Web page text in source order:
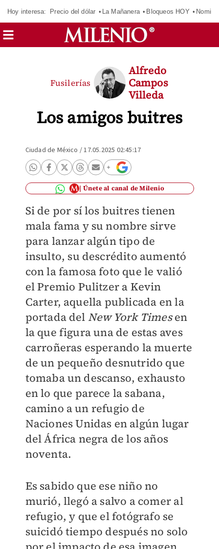
Hoy interesa: Precio del dólar La Mañanera Bloqueos HOY
Los amigos buitres
Fusilerías
Alfredo
Campos
Villeda
Ciudad de México /17.05.2025 02:45:17
Únete al canal de Milenio
Si de por sí los buitres tienen
mala fama y su nombre sirve
para lanzar algún tipo de
insulto, su descrédito aumentó
con la famosa foto que le valió
el Premio Pulitzer a Kevin
Carter, aquella publicada en la
portada del New York Timesen
la que figura una de estas aves
carroñeras esperando la muerte
de un pequeño desnutrido que
tomaba un descanso, exhausto
en lo que parece la sabana,
camino a un refugio de
Naciones Unidas en algún lugar
del África negra de los años
noventa.
Es sabido que ese niño no
murió, llegó a salvo a comer al
refugio, y que el fotógrafo se
suicidó tiempo después no solo